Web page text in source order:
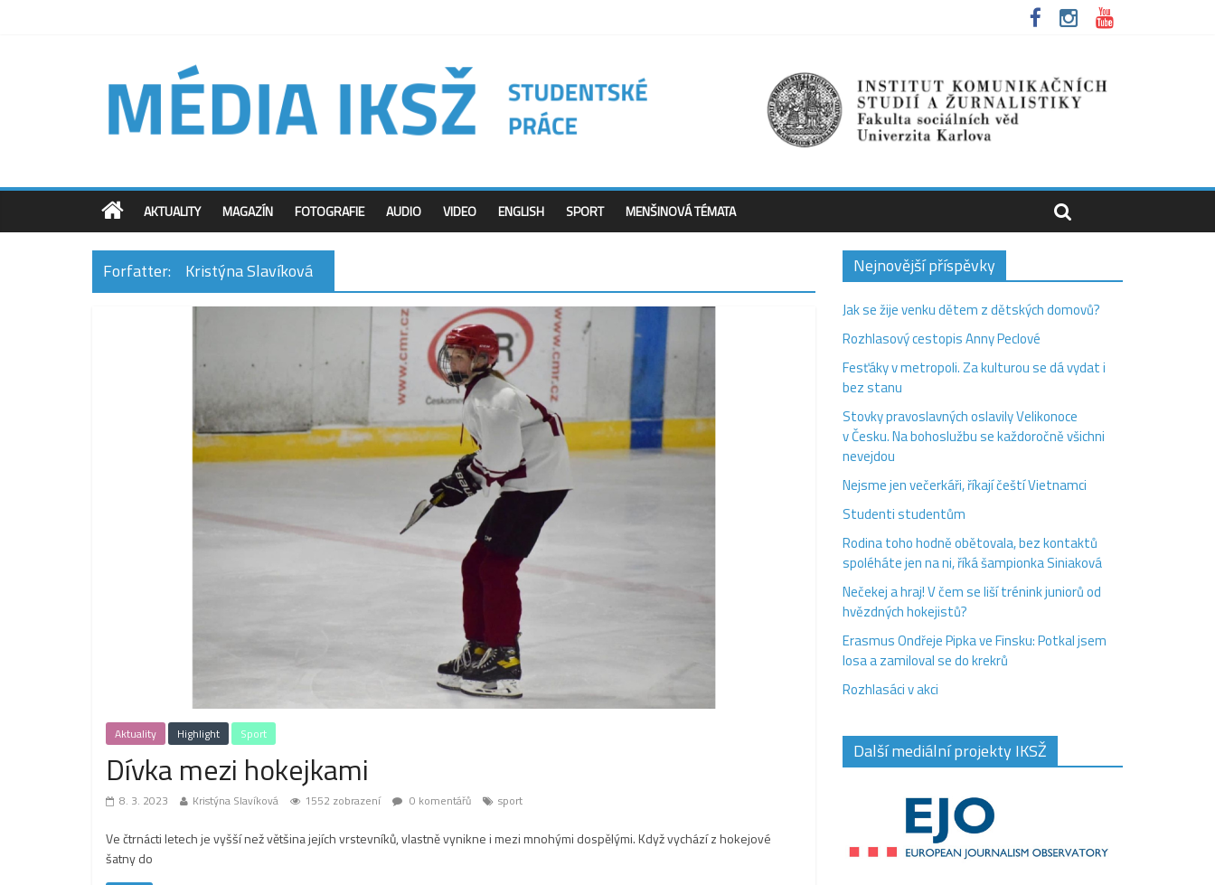
AKTUALITY MAGAZÍN FOTOGRAFIE AUDIO VIDEO ENGLISH SPORT MENŠINOVÁ TÉMATA
Forfatter: Kristýna Slavíková
Aktuality Highlight Sport
Dívka mezi hokejkami
8. 3. 2023 Kristýna Slavíková 1552 zobrazení 0 komentářů sport
Ve čtrnácti letech je vyšší než většina jejích vrstevníků, vlastně vynikne i mezi mnohými dospělými. Když vychází z hokejové
šatny do
Nejnovější příspěvky
Jak se žije venku dětem z dětských domovů?
Rozhlasový cestopis Anny Peclové
Fesťáky v metropoli. Za kulturou se dá vydat i
bez stanu
Stovky pravoslavných oslavily Velikonoce
v Česku. Na bohoslužbu se každoročně všichni
nevejdou
Nejsme jen večerkáři, říkají čeští Vietnamci
Studenti studentům
Rodina toho hodně obětovala, bez kontaktů
spoléháte jen na ni, říká šampionka Siniaková
Nečekej a hraj! V čem se liší trénink juniorů od
hvězdných hokejistů?
Erasmus Ondřeje Pipka ve Finsku: Potkal jsem
losa a zamiloval se do krekrů
Rozhlasáci v akci
Další mediální projekty IKSŽ